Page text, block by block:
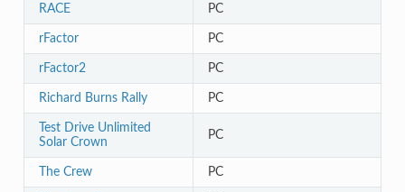
RACE PC
rFactor PC
rFactor2 PC
Richard Burns Rally PC
Test Drive Unlimited
Solar Crown
PC
The Crew PC